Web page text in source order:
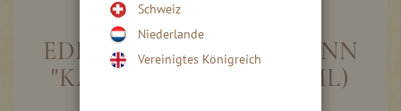
beginningEDELSTAHL-FLACHMANN
"KARNEVAL" (CA. 200ML)
Schweiz
Niederlande
Vereinigtes Königreich